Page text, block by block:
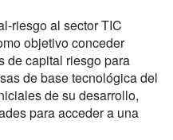
riesgo al sector TIC
objetivo conceder
de capital riesgo para
de base tecnológica del
de su desarrollo,
para acceder a una